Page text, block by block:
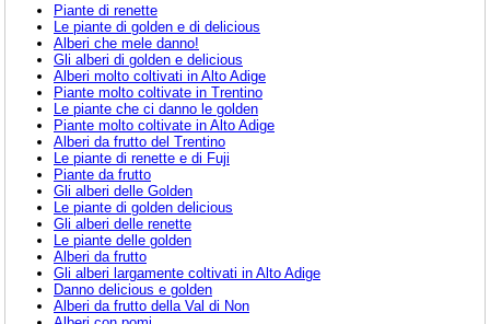
Piante di renette
Le piante di golden e di delicious
Alberi che mele danno!
Gli alberi di golden e delicious
Alberi molto coltivati in Alto Adige
Piante molto coltivate in Trentino
Le piante che ci danno le golden
Piante molto coltivate in Alto Adige
Alberi da frutto del Trentino
Le piante di renette e di Fuji
Piante da frutto
Gli alberi delle Golden
Le piante di golden delicious
Gli alberi delle renette
Le piante delle golden
Alberi da frutto
Gli alberi largamente coltivati in Alto Adige
Danno delicious e golden
Alberi da frutto della Val di Non